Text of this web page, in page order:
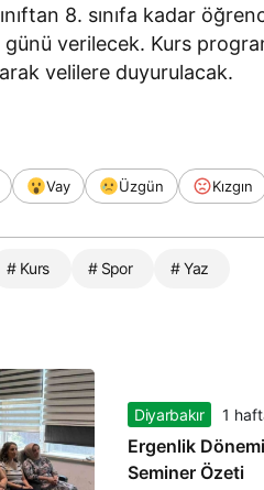
8. sınıfa kadar
verilecek. Kurs
velilere duyurulacak.
Vay Üzgün Kızgın
# Kurs # Spor # Yaz
Diyarbakır 1
Ergenlik
Seminer Özeti